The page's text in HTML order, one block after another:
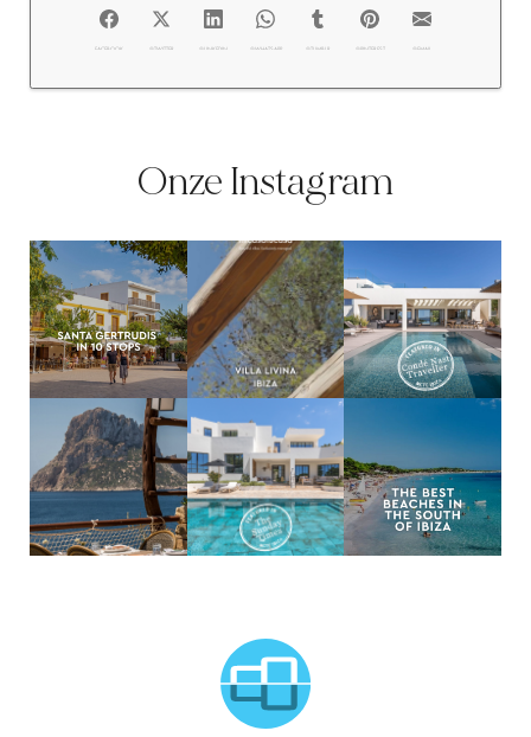
FACEBOOK @TWITTER @LINKEDIN @WHATSAPP @TUMBLR @PINTEREST @EMAIL
Onze Instagram